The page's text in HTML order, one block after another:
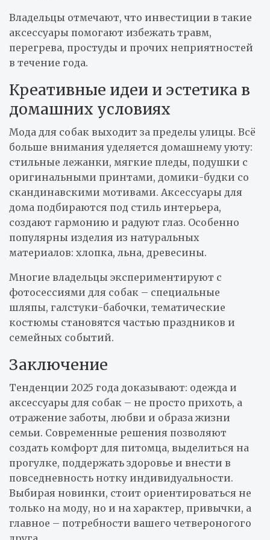
Владельцы отмечают, что инвестиции в такие
аксессуары помогают избежать травм,
перегрева, простуды и прочих неприятностей
в течение года.
Креативные идеи и эстетика в
домашних условиях
Мода для собак выходит за пределы улицы. Всё
больше внимания уделяется домашнему уюту:
стильные лежанки, мягкие пледы, подушки с
оригинальными принтами, домики-будки со
скандинавскими мотивами. Аксессуары для
дома подбираются под стиль интерьера,
создают гармонию и радуют глаз. Особенно
популярны изделия из натуральных
материалов: хлопка, льна, древесины.
Многие владельцы экспериментируют с
фотосессиями для собак – специальные
шляпы, галстуки-бабочки, тематические
костюмы становятся частью праздников и
семейных событий.
Заключение
Тенденции 2025 года доказывают: одежда и
аксессуары для собак – не просто прихоть, а
отражение заботы, любви и образа жизни
семьи. Современные решения позволяют
создать комфорт для питомца, выделиться на
прогулке, поддержать здоровье и внести в
повседневность нотку индивидуальности.
Выбирая новинки, стоит ориентироваться не
только на моду, но и на характер, привычки, а
главное – потребности вашего четвероногого